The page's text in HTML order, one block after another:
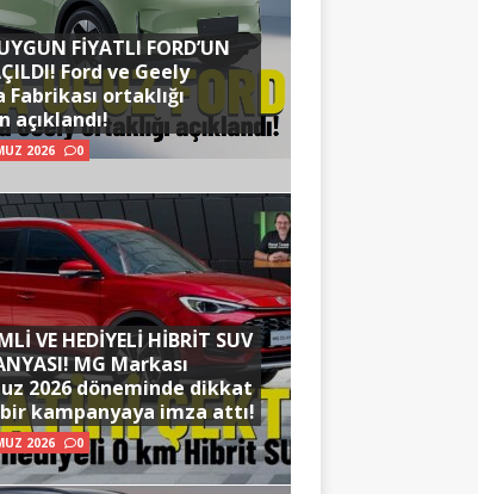
FİYATLI FORD’UN
Ford ve Geely
Fabrikası ortaklığı
açıklandı!
2026 0
VE HEDİYELİ HİBRİT SUV
MG Markası
2026 döneminde dikkat
kampanyaya imza attı!
2026 0